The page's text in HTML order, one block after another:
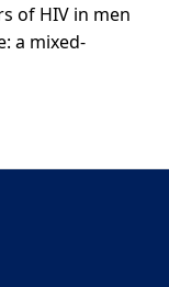
of HIV in men
a mixed-